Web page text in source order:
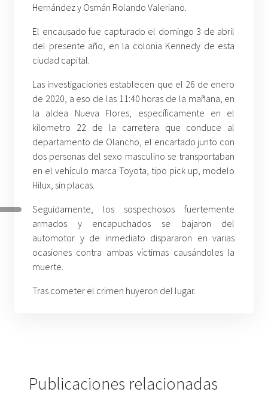
Hernández y Osmán Rolando Valeriano.
El encausado fue capturado el domingo 3 de abril
del presente año, en la colonia Kennedy de esta
ciudad capital.
Las investigaciones establecen que el 26 de enero
de 2020, a eso de las 11:40 horas de la mañana, en
la aldea Nueva Flores, específicamente en el
kilometro 22 de la carretera que conduce al
departamento de Olancho, el encartado junto con
dos personas del sexo masculino se transportaban
en el vehículo marca Toyota, tipo pick up, modelo
Hilux, sin placas.
Seguidamente, los sospechosos fuertemente
armados y encapuchados se bajaron del
automotor y de inmediato dispararon en varias
ocasiones contra ambas víctimas causándoles la
muerte.
Tras cometer el crimen huyeron del lugar.
Publicaciones relacionadas